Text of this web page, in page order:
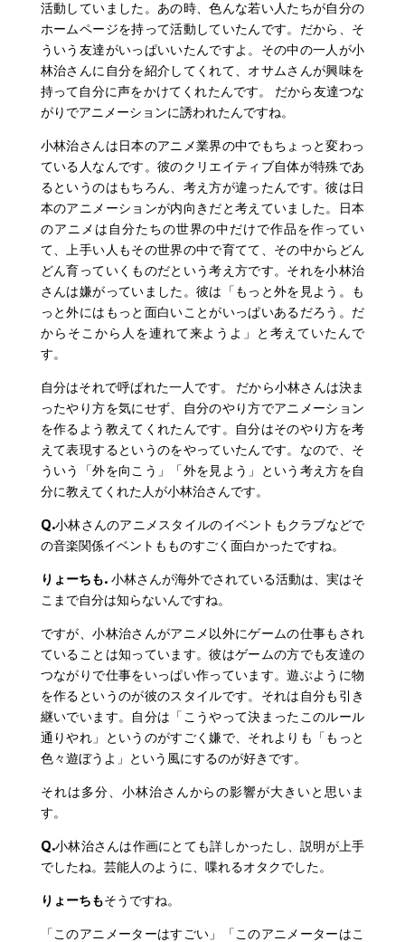
活動していました。あの時、色んな若い人たちが自分の
ホームページを持って活動していたんです。だから、そ
ういう友達がいっぱいいたんですよ。その中の一人が小
林治さんに自分を紹介してくれて、オサムさんが興味を
持って自分に声をかけてくれたんです。 だから友達つな
がりでアニメーションに誘われたんですね。
小林治さんは日本のアニメ業界の中でもちょっと変わっ
ている人なんです。彼のクリエイティブ自体が特殊であ
るというのはもちろん、考え方が違ったんです。彼は日
本のアニメーションが内向きだと考えていました。日本
のアニメは自分たちの世界の中だけで作品を作ってい
て、上手い人もその世界の中で育てて、その中からどん
どん育っていくものだという考え方です。それを小林治
さんは嫌がっていました。彼は「もっと外を見よう。も
っと外にはもっと面白いことがいっぱいあるだろう。だ
からそこから人を連れて来ようよ」と考えていたんで
す。
自分はそれで呼ばれた一人です。 だから小林さんは決ま
ったやり方を気にせず、自分のやり方でアニメーション
を作るよう教えてくれたんです。自分はそのやり方を考
えて表現するというのをやっていたんです。なので、そ
ういう「外を向こう」「外を見よう」という考え方を自
分に教えてくれた人が小林治さんです。
Q.小林さんのアニメスタイルのイベントもクラブなどで
の音楽関係イベントもものすごく面白かったですね。
りょーちも. 小林さんが海外でされている活動は、実はそ
こまで自分は知らないんですね。
ですが、小林治さんがアニメ以外にゲームの仕事もされ
ていることは知っています。彼はゲームの方でも友達の
つながりで仕事をいっぱい作っています。遊ぶように物
を作るというのが彼のスタイルです。それは自分も引き
継いでいます。自分は「こうやって決まったこのルール
通りやれ」というのがすごく嫌で、それよりも「もっと
色々遊ぼうよ」という風にするのが好きです。
それは多分、小林治さんからの影響が大きいと思いま
す。
Q.小林治さんは作画にとても詳しかったし、説明が上手
でしたね。芸能人のように、喋れるオタクでした。
りょーちもそうですね。
「このアニメーターはすごい」「このアニメーターはこ